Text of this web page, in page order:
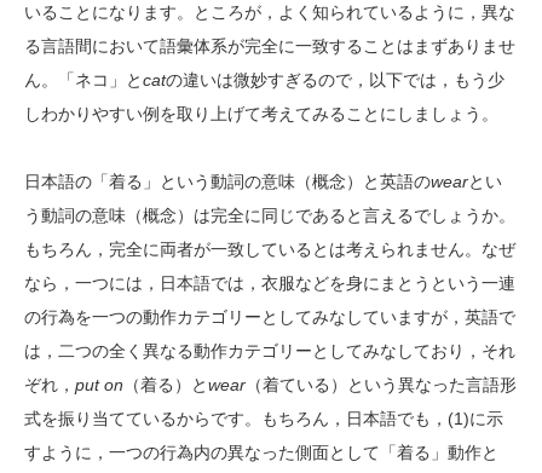
いることになります。ところが，よく知られているように，異な
る言語間において語彙体系が完全に一致することはまずありませ
ん。「ネコ」とcatの違いは微妙すぎるので，以下では，もう少
しわかりやすい例を取り上げて考えてみることにしましょう。
日本語の「着る」という動詞の意味（概念）と英語のwearとい
う動詞の意味（概念）は完全に同じであると言えるでしょうか。
もちろん，完全に両者が一致しているとは考えられません。なぜ
なら，一つには，日本語では，衣服などを身にまとうという一連
の行為を一つの動作カテゴリーとしてみなしていますが，英語で
は，二つの全く異なる動作カテゴリーとしてみなしており，それ
ぞれ， put on （着る）とwear （着ている）という異なった言語形
式を振り当てているからです。もちろん，日本語でも，(1)に示
すように，一つの行為内の異なった側面として「着る」動作と